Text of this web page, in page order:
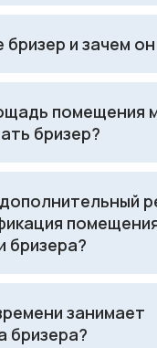
бризер и зачем
помещения
бризер?
бризера?
занимает
бризера?